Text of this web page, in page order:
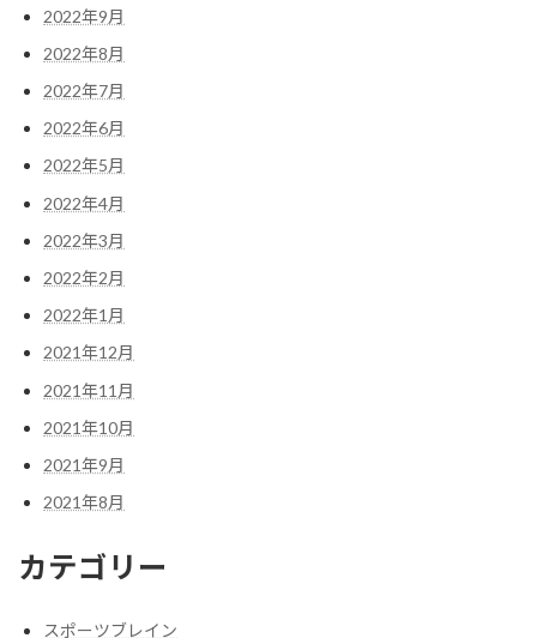
2022年9月
2022年8月
2022年7月
2022年6月
2022年5月
2022年4月
2022年3月
2022年2月
2022年1月
2021年12月
2021年11月
2021年10月
2021年9月
2021年8月
カテゴリー
スポーツブレイン